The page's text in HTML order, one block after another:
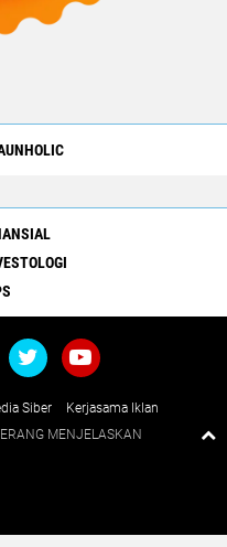
Siber
Kerjasama Iklan
MENJELASKAN